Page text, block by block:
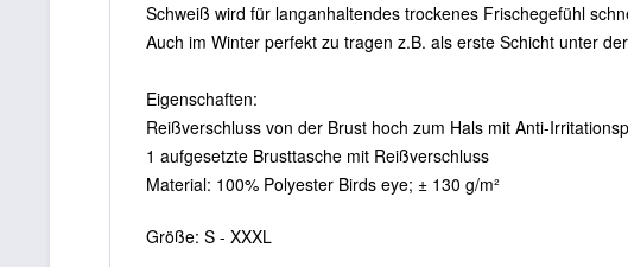
Schweiß wird für langanhaltendes trockenes Frischegefühl
Auch im Winter perfekt zu tragen z.B. als erste Schicht unter
Eigenschaften:
Reißverschluss von der Brust hoch zum Hals mit Anti-
1 aufgesetzte Brusttasche mit Reißverschluss
Material: 100% Polyester Birds eye; ± 130 g/m²
Größe: S - XXXL